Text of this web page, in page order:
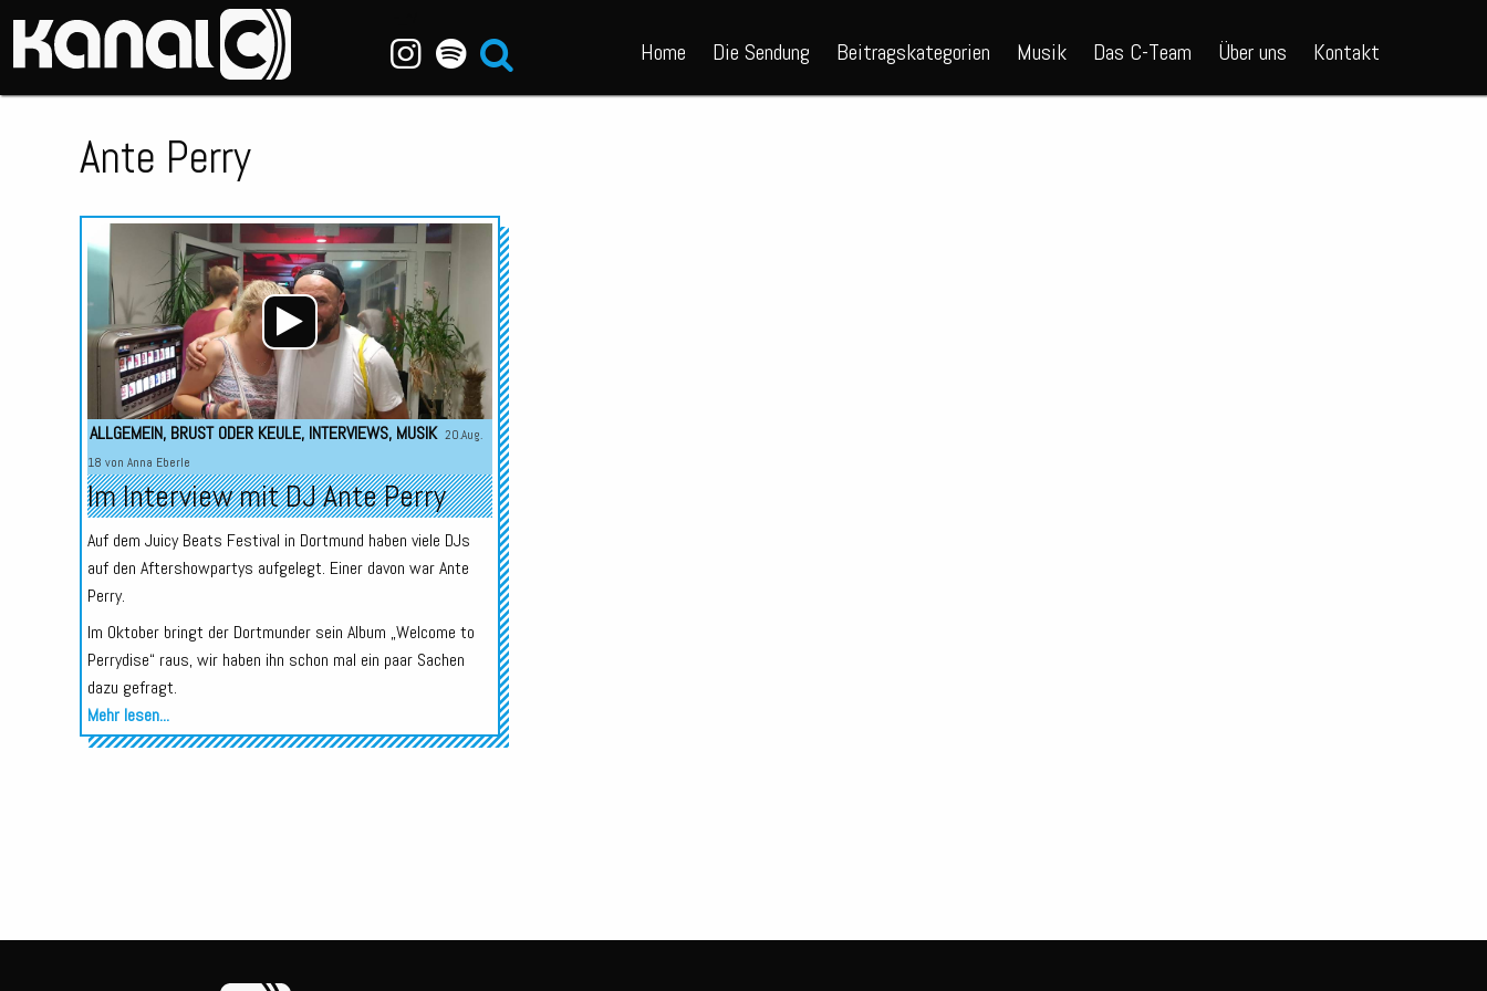
Home Die Sendung Beitragskategorien Musik Das C-Team Über uns Kontakt
Ante Perry
Audio-
Player
ALLGEMEIN, BRUST ODER KEULE, INTERVIEWS, MUSIK 20.Aug.
18 von Anna Eberle
Im Interview mit DJ Ante Perry
Auf dem Juicy Beats Festival in Dortmund haben viele DJs
auf den Aftershowpartys aufgelegt. Einer davon war Ante
Perry.
Im Oktober bringt der Dortmunder sein Album „Welcome to
Perrydise“ raus, wir haben ihn schon mal ein paar Sachen
dazu gefragt.
Mehr lesen...